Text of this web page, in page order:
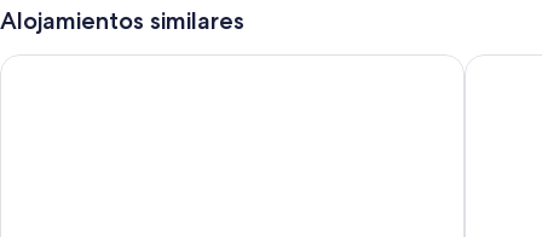
Alojamientos similares
Aparthotel CYE Holiday Centre Hotel